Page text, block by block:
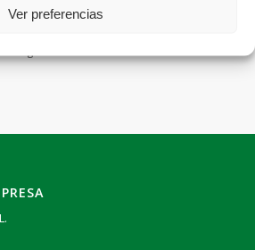
Ver preferencias
de cookiesPodemos actualizar